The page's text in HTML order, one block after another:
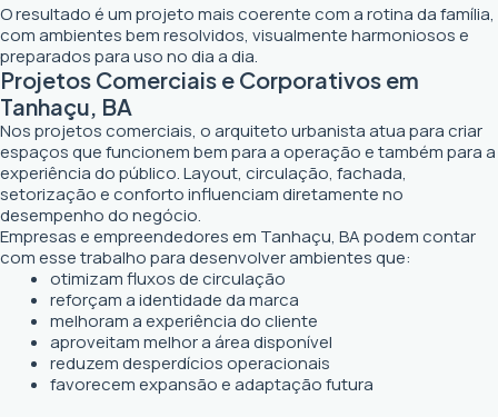
O resultado é um projeto mais coerente com a rotina da família,
com ambientes bem resolvidos, visualmente harmoniosos e
preparados para uso no dia a dia.
Projetos Comerciais e Corporativos em
Tanhaçu, BA
Nos projetos comerciais, o arquiteto urbanista atua para criar
espaços que funcionem bem para a operação e também para a
experiência do público. Layout, circulação, fachada,
setorização e conforto influenciam diretamente no
desempenho do negócio.
Empresas e empreendedores em Tanhaçu, BA podem contar
com esse trabalho para desenvolver ambientes que:
otimizam fluxos de circulação
reforçam a identidade da marca
melhoram a experiência do cliente
aproveitam melhor a área disponível
reduzem desperdícios operacionais
favorecem expansão e adaptação futura